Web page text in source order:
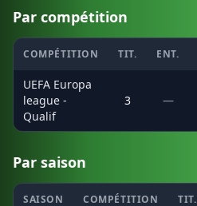
Par compétition
COMPÉTITION TIT. ENT.
UEFA Europa
league -
Qualif
3 —
Par saison
SAISON COMPÉTITION TIT.